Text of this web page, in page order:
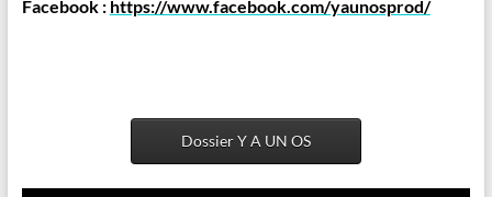
Facebook : https://www.facebook.com/yaunosprod/
Dossier Y A UN OS